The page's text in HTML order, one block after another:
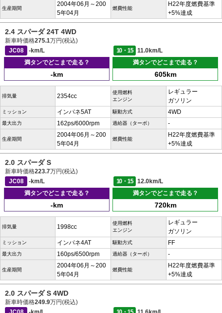
生産期間
2004年06月～200
5年04月
燃費性能
H22年度燃費基準
+5%達成
2.4 スパーダ 24T 4WD
新車時価格275.1万円(税込)
JC08
-km/L 10・15
11.0km/L
満タンでどこまで走る？
-km
満タンでどこまで走る？
605km
排気量 2354cc
使用燃料
エンジン
レギュラー
ガソリン
ミッション インパネ5AT 駆動方式 4WD
最大出力 162ps/6000rpm 過給器（ターボ） -
生産期間
2004年06月～200
5年04月
燃費性能
H22年度燃費基準
+5%達成
2.0 スパーダ S
新車時価格223.7万円(税込)
JC08
-km/L 10・15
12.0km/L
満タンでどこまで走る？
-km
満タンでどこまで走る？
720km
排気量 1998cc
使用燃料
エンジン
レギュラー
ガソリン
ミッション インパネ4AT 駆動方式 FF
最大出力 160ps/6500rpm 過給器（ターボ） -
生産期間
2004年06月～200
5年04月
燃費性能
H22年度燃費基準
+5%達成
2.0 スパーダ S 4WD
新車時価格249.9万円(税込)